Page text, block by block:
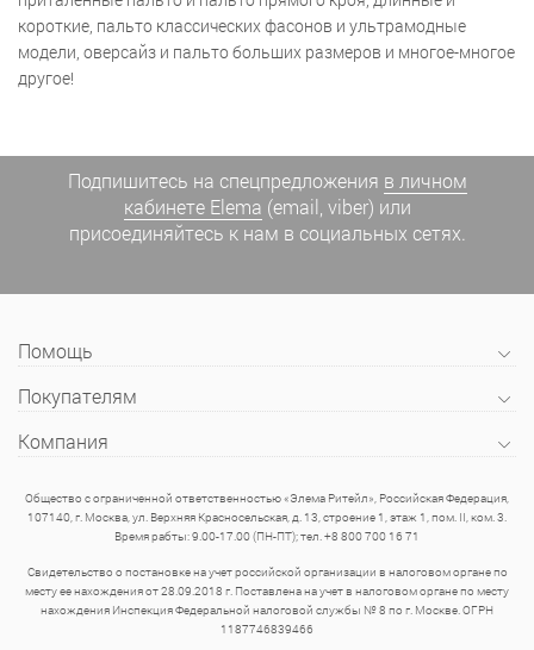
короткие, пальто классических фасонов и ультрамодные
модели, оверсайз и пальто больших размеров и многое-многое
другое!
Подпишитесь на спецпредложения в личном
кабинете Elema (email, viber) или
присоединяйтесь к нам в социальных сетях.
Помощь
Покупателям
Компания
Общество с ограниченной ответственностью «Элема Ритейл», Российская Федерация,
107140, г. Москва, ул. Верхняя Красносельская, д. 13, строение 1, этаж 1, пом. II, ком. 3.
Время рабты: 9.00-17.00 (ПН-ПТ); тел. +8 800 700 16 71
Свидетельство о постановке на учет российской организации в налоговом органе по
месту ее нахождения от 28.09.2018 г. Поставлена на учет в налоговом органе по месту
нахождения Инспекция Федеральной налоговой службы № 8 по г. Москве. ОГРН
1187746839466